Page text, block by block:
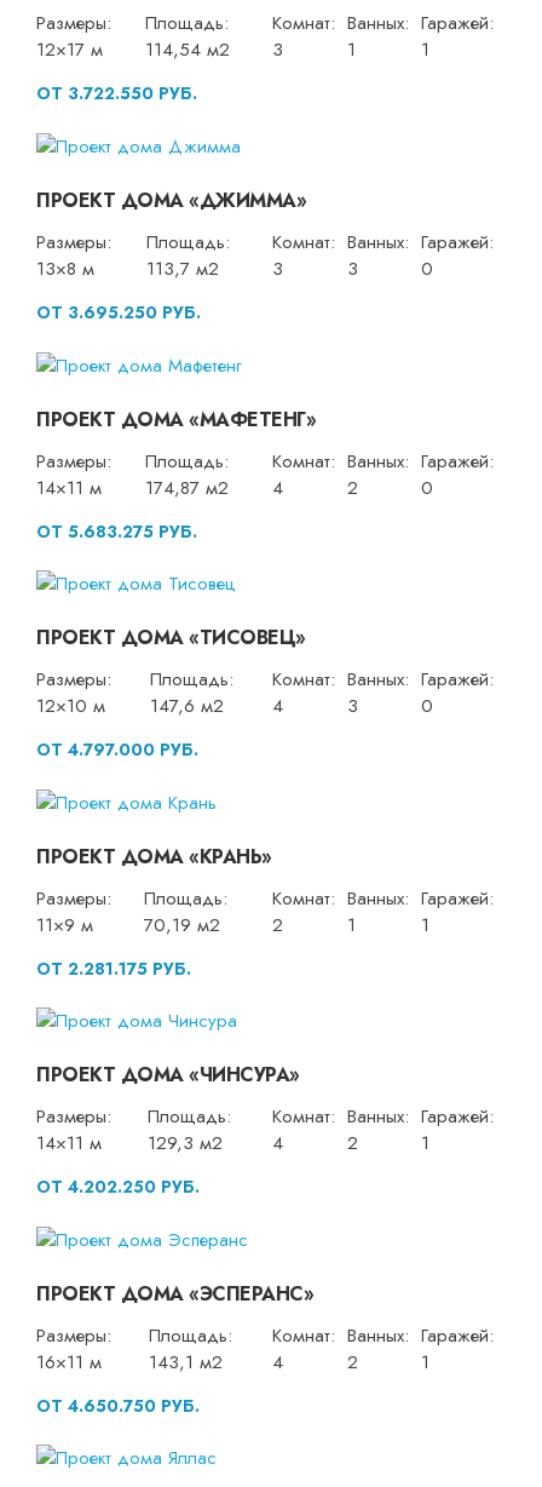
Размеры:
12×17 м
Площадь:
114,54 м2
Комнат:
3
Ванных:
1
Гаражей:
1
ОТ 3.722.550 РУБ.
ПРОЕКТ ДОМА «ДЖИММА»
Размеры:
13×8 м
Площадь:
113,7 м2
Комнат:
3
Ванных:
3
Гаражей:
0
ОТ 3.695.250 РУБ.
ПРОЕКТ ДОМА «МАФЕТЕНГ»
Размеры:
14×11 м
Площадь:
174,87 м2
Комнат:
4
Ванных:
2
Гаражей:
0
ОТ 5.683.275 РУБ.
ПРОЕКТ ДОМА «ТИСОВЕЦ»
Размеры:
12×10 м
Площадь:
147,6 м2
Комнат:
4
Ванных:
3
Гаражей:
0
ОТ 4.797.000 РУБ.
ПРОЕКТ ДОМА «КРАНЬ»
Размеры:
11×9 м
Площадь:
70,19 м2
Комнат:
2
Ванных:
1
Гаражей:
1
ОТ 2.281.175 РУБ.
ПРОЕКТ ДОМА «ЧИНСУРА»
Размеры:
14×11 м
Площадь:
129,3 м2
Комнат:
4
Ванных:
2
Гаражей:
1
ОТ 4.202.250 РУБ.
ПРОЕКТ ДОМА «ЭСПЕРАНС»
Размеры:
16×11 м
Площадь:
143,1 м2
Комнат:
4
Ванных:
2
Гаражей:
1
ОТ 4.650.750 РУБ.